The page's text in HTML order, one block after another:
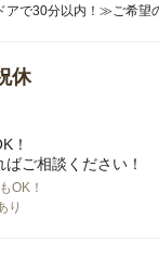
で30分以内！≫ご希望
休
！
ご相談ください！
OK！
り